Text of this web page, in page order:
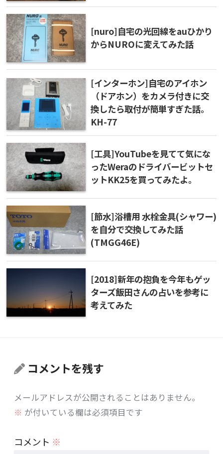
[nuro]自宅の光回線をauひかり
からNUROに変えてみた話
[インターホン]自宅のアイホン
（ドアホン）をカメラ付きに交
換したら取付が簡単すぎた話。
KH-77
[工具]YouTubeを見てて気にな
ったWeraのドライバービットセ
ットKK25を買ってみたよ。
[節水]浴槽用 水栓金具(シャワー)
を自分で交換してみた話
(TMGG46E)
[2018]新年の抱負を今年もゲッ
ターズ飯田さんの占いを参考に
考えてみた
コメントを残す
メールアドレスが公開されることはありません。
※ が付いている欄は必須項目です
コメント ※